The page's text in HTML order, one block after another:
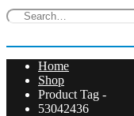
Home
Shop
Product Tag -
53042436